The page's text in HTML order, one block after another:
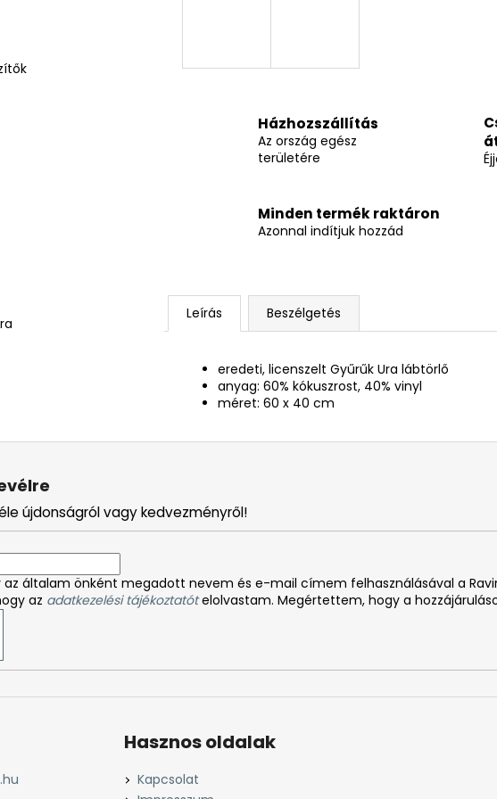
Házhozszállítás
Az ország egész
területére
Minden termék raktáron
Azonnal indítjuk hozzád
Leírás Beszélgetés
eredeti, licenszelt Gyűrűk Ura lábtörlő
anyag: 60% kókuszrost, 40% vinyl
méret: 60 x 40 cm
újdonságról vagy kedvezményről!
az általam önként megadott nevem és e-mail címem felhasználásával a
az adatkezelési tájékoztatót elolvastam. Megértettem, hogy a
Hasznos oldalak
Kapcsolat